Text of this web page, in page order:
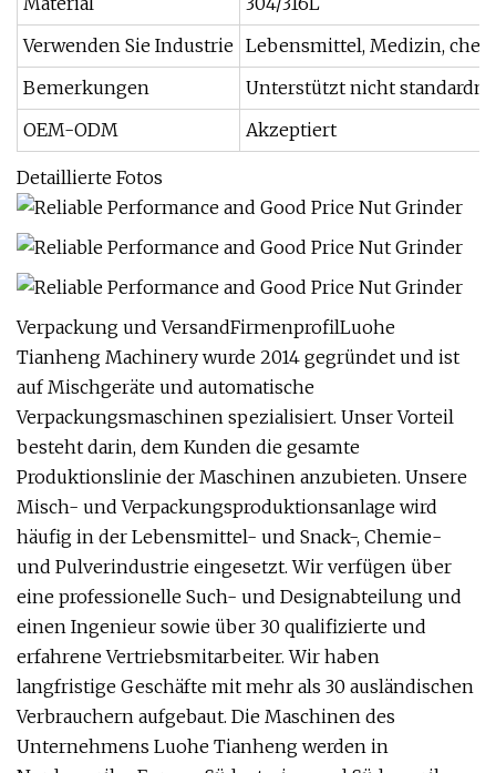
Verwenden Sie Industrie Lebensmittel, Medizin,
Bemerkungen
Unterstützt nicht
OEM-ODM
Akzeptiert
Detaillierte Fotos
Verpackung und VersandFirmenprofilLuohe
Tianheng Machinery wurde 2014 gegründet und ist
auf Mischgeräte und automatische
Verpackungsmaschinen spezialisiert. Unser Vorteil
besteht darin, dem Kunden die gesamte
Produktionslinie der Maschinen anzubieten. Unsere
Misch- und Verpackungsproduktionsanlage wird
häufig in der Lebensmittel- und Snack-, Chemie-
und Pulverindustrie eingesetzt. Wir verfügen über
eine professionelle Such- und Designabteilung und
einen Ingenieur sowie über 30 qualifizierte und
erfahrene Vertriebsmitarbeiter. Wir haben
langfristige Geschäfte mit mehr als 30 ausländischen
Verbrauchern aufgebaut. Die Maschinen des
Unternehmens Luohe Tianheng werden in